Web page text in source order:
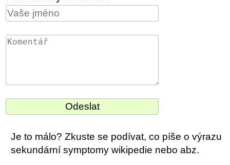
Je to málo? Zkuste se podívat, co píše o výrazu
sekundární symptomy wikipedie nebo abz.